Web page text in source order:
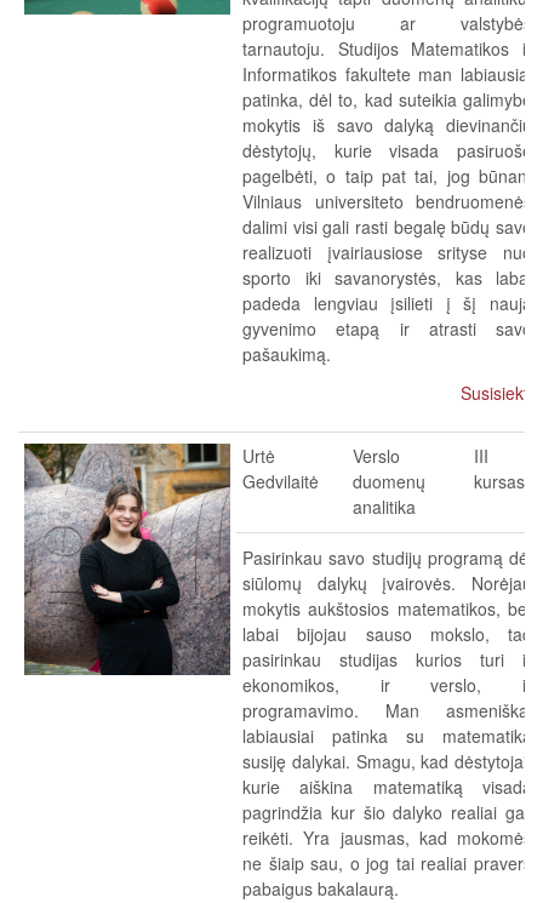
programuotoju ar valstybės
tarnautoju. Studijos Matematikos ir
Informatikos fakultete man labiausiai
patinka, dėl to, kad suteikia galimybę
mokytis iš savo dalyką dievinančių
dėstytojų, kurie visada pasiruošę
pagelbėti, o taip pat tai, jog būnant
Vilniaus universiteto bendruomenės
dalimi visi gali rasti begalę būdų save
realizuoti įvairiausiose srityse nuo
sporto iki savanorystės, kas labai
padeda lengviau įsilieti į šį naują
gyvenimo etapą ir atrasti savo
pašaukimą.
Susisiekti
Urtė
Gedvilaitė
Verslo
duomenų
analitika
III
kursas
Pasirinkau savo studijų programą dėl
siūlomų dalykų įvairovės. Norėjau
mokytis aukštosios matematikos, bet
labai bijojau sauso mokslo, tad
pasirinkau studijas kurios turi ir
ekonomikos, ir verslo, ir
programavimo. Man asmeniškai
labiausiai patinka su matematika
susiję dalykai. Smagu, kad dėstytojai,
kurie aiškina matematiką visada
pagrindžia kur šio dalyko realiai gali
reikėti. Yra jausmas, kad mokomės
ne šiaip sau, o jog tai realiai pravers
pabaigus bakalaurą.